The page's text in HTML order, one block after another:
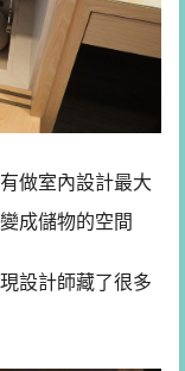
做室內設計最大
成儲物的空間
設計師藏了很多